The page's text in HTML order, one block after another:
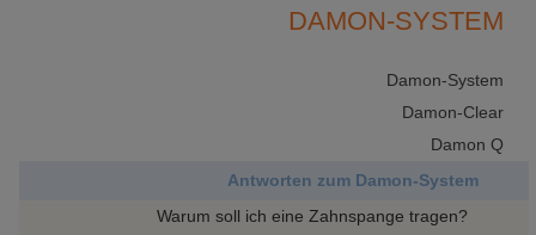
DAMON-SYSTEM
Damon-System
Damon-Clear
Damon Q
Antworten zum Damon-System
Warum soll ich eine Zahnspange tragen?